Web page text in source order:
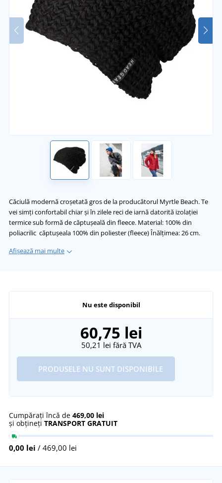
Căciulă modernă croșetată gros de la producătorul Myrtle Beach. Te
vei simți confortabil chiar și în zilele reci de iarnă datorită izolației
termice sub formă de căptușeală din fleece. Material: 100% din
poliacrilic căptușeala 100% din poliester (fleece) Înălțimea: 26 cm.
Afișează mai multe
Nu este disponibil
60,75 lei
50,21 lei fără TVA
PRODUSELE NU SUNT DISPONIBILE
Cumpărați încă de 469,00 lei
și obțineți TRANSPORT GRATUIT
0,00 lei / 469,00 lei